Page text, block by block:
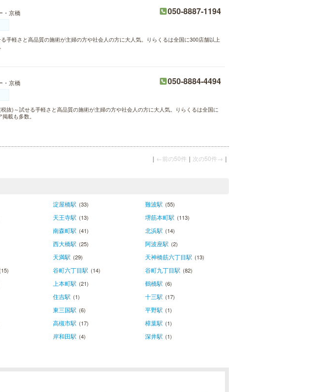
・京橋 050-8887-1194
手軽さと高品質の施術が主婦の方や社会人の方に大人気。りらくるは全国に300店舗以上
・京橋 050-8884-4494
抜)～試せる手軽さと高品質の施術が主婦の方や社会人の方に大人気。りらくるは全国に
載も多数。
｜ ←前の50件 ｜ 次の50件→ ｜
淀屋橋駅 (33) 難波駅 (55)
天王寺駅 (13) 堺筋本町駅 (113)
南森町駅 (41) 北浜駅 (14)
西大橋駅 (25) 阿波座駅 (2)
天満駅 (29) 天神橋筋六丁目駅 (13)
(15) 谷町六丁目駅 (14) 谷町九丁目駅 (82)
上本町駅 (21) 鶴橋駅 (6)
住吉駅 (1) 十三駅 (17)
東三国駅 (6) 平野駅 (1)
高槻市駅 (17) 樟葉駅 (1)
岸和田駅 (4) 深井駅 (1)